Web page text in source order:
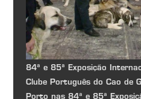
84ª e 85ª Exposição
Clube Português do Cao de
Porto nas 84ª e 85ª